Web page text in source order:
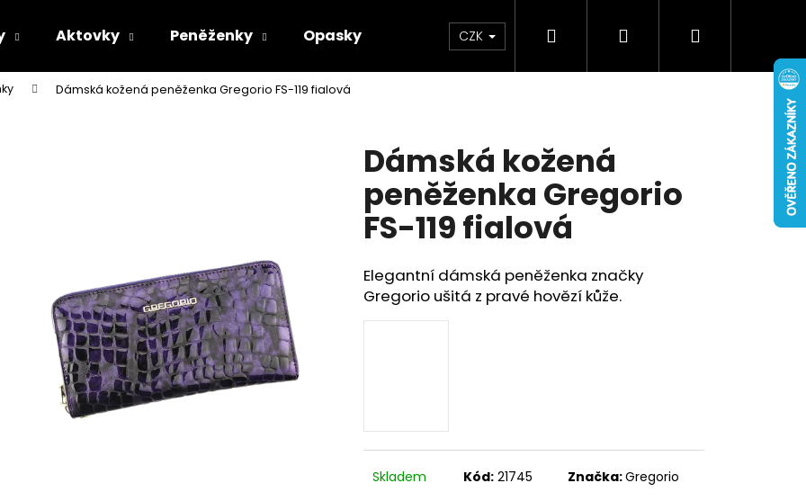
Aktovky Peněženky Opasky Doplňky Novinky
CZK Hledat PřihlášeníNákupní
Dámská kožená peněženka Gregorio FS-119 fialová
Dámská kožená
peněženka Gregorio
FS-119 fialová
Elegantní dámská peněženka značky
Gregorio ušitá z pravé hovězí kůže.
Skladem Kód: 21745 Značka:Gregorio
Co potřebujete najít?